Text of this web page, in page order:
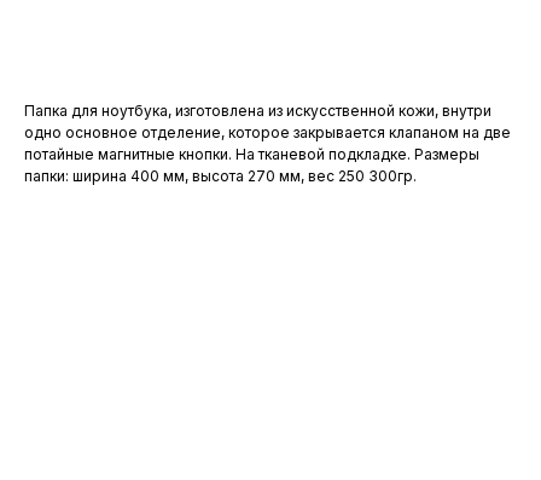
Папка для ноутбука, изготовлена из искусственной кожи, внутри
одно основное отделение, которое закрывается клапаном на две
потайные магнитные кнопки. На тканевой подкладке. Размеры
папки: ширина 400 мм, высота 270 мм, вес 250 300гр.